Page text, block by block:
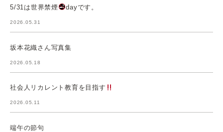
5/31は世界禁煙 dayです。
2026.05.31
坂本花織さん写真集
2026.05.18
社会人リカレント教育を目指す
2026.05.11
端午の節句